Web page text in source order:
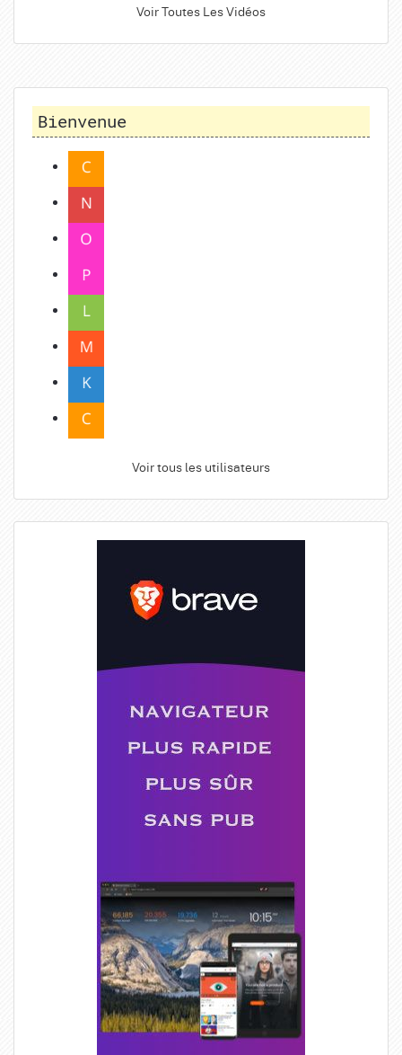
Voir Toutes Les Vidéos
Bienvenue
Voir tous les utilisateurs